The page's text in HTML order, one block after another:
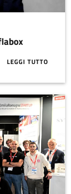
LEGGI TUTTOABOUT SEED